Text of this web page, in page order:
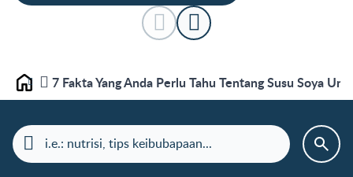
Laman depan7 Fakta Yang Anda Perlu Tahu Tentang Susu Soya